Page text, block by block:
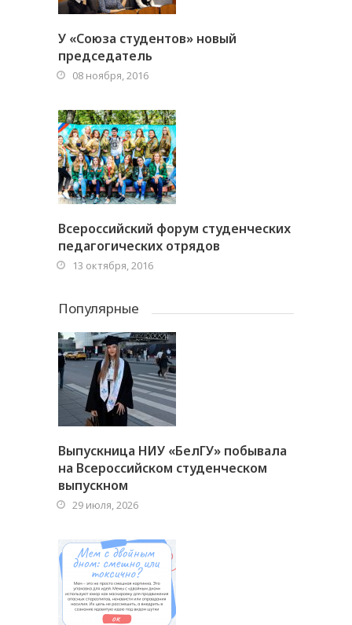
У «Союза студентов» новый
председатель
08 ноября, 2016
Всероссийский форум студенческих
педагогических отрядов
13 октября, 2016
Популярные
Выпускница НИУ «БелГУ» побывала
на Всероссийском студенческом
выпускном
29 июля, 2026